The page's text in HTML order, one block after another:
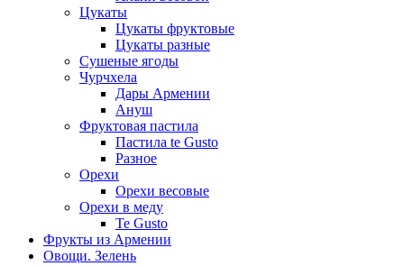
Цукаты
Цукаты фруктовые
Цукаты разные
Сушеные ягоды
Чурчхела
Дары Армении
Ануш
Фруктовая пастила
Пастила te Gusto
Разное
Орехи
Орехи весовые
Орехи в меду
Te Gusto
Фрукты из Армении
Овощи. Зелень